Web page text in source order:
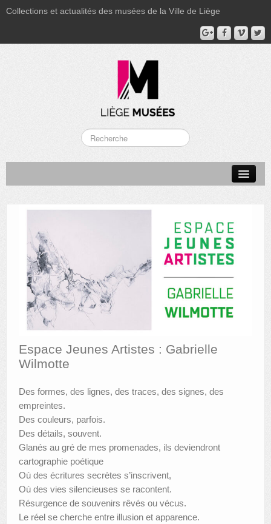
Collections et actualités des musées de la Ville de Liège
MUSÉE DU LUMINAIRE
FONDS PATRIMONIAUX
AUTRES LIEUX
ANIMATIONS DES MUSÉES
PUBLICATIONS
LES APPELS À PROJETS
LE PORTAIL DES COLLECTIONS
Espace Jeunes Artistes : Gabrielle
Wilmotte
Des formes, des lignes, des traces, des signes, des
empreintes.
Des couleurs, parfois.
Des détails, souvent.
Glanés au gré de mes promenades, ils deviendront
cartographie poétique
Où des écritures secrètes s’inscrivent,
Où des vies silencieuses se racontent.
Résurgence de souvenirs rêvés ou vécus.
Le réel se cherche entre illusion et apparence.